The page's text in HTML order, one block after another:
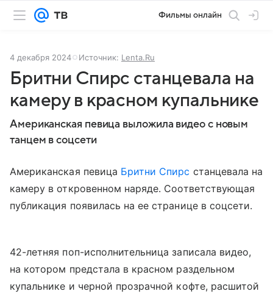
Фильмы онлайн
4 декабря 2024 Источник: Lenta.Ru
Бритни Спирс станцевала на
камеру в красном купальнике
Американская певица выложила видео с новым
танцем в соцсети
Американская певица Бритни Спирс станцевала на
камеру в откровенном наряде. Соответствующая
публикация появилась на ее странице в соцсети.
42-летняя поп-исполнительница записала видео,
на котором предстала в красном раздельном
купальнике и черной прозрачной кофте, расшитой